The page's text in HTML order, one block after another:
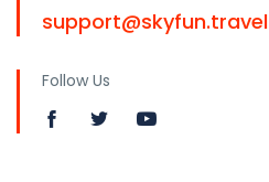
support@skyfun.travel
Follow Us